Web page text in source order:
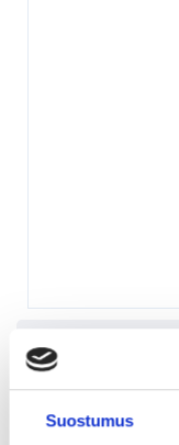
Suostumus
Talenom